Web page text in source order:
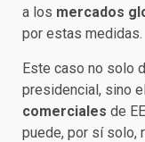
a los mercados
por estas medidas.
Este caso no solo
presidencial, sino
comerciales de
puede, por sí solo,